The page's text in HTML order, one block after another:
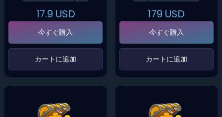
17.9 USD
今すぐ購入
‌カートに追加‌
179 USD
今すぐ購入
‌カートに追加‌